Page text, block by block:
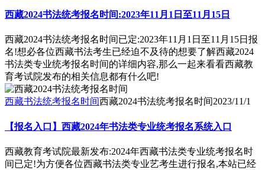
西藏2024书法统考报名时间:2023年11月1日至11月15日
西藏2024书法统考报名时间已定:2023年11月1日至11月15日报
名!想必各位西藏书法考生已经迫不及待的想要了解西藏2024
书法类专业统考报名时间的详细内容,那么一起来看看西藏教
育考试院发布的相关信息都有什么吧!
西藏书法统考报名时间西藏2024书法统考报名时间2023/11/1
【报名入口】西藏2024年书法类专业统考报名系统入口
西藏教育考试院最新发布:2024年西藏书法类专业统考报名时
间已定!为方便各位西藏书法类专业艺考生进行报名,本站已经